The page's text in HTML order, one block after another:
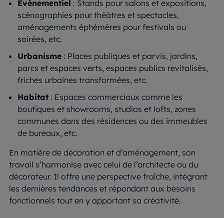
Événementiel : Stands pour salons et expositions,
scénographies pour théâtres et spectacles,
aménagements éphémères pour festivals ou
soirées, etc.
Urbanisme : Places publiques et parvis, jardins,
parcs et espaces verts, espaces publics revitalisés,
friches urbaines transformées, etc.
Habitat : Espaces commerciaux comme les
boutiques et showrooms, studios et lofts, zones
communes dans des résidences ou des immeubles
de bureaux, etc.
En matière de décoration et d’aménagement, son
travail s’harmonise avec celui de l’architecte ou du
décorateur. Il offre une perspective fraîche, intégrant
les dernières tendances et répondant aux besoins
fonctionnels tout en y apportant sa créativité.